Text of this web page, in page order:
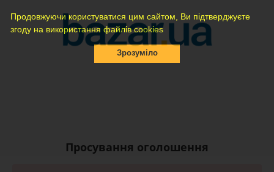
Продовжуючи користуватися цим сайтом, Ви підтверджуєте
згоду на використання файлів cookies
Зрозуміло
Просування оголошення